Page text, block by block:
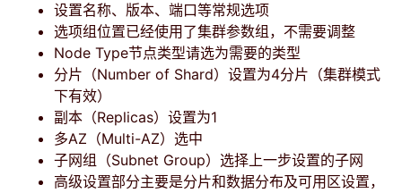
设置名称、版本、端口等常规选项
选项组位置已经使用了集群参数组，不需要调整
Node Type节点类型请选为需要的类型
分片（Number of Shard）设置为4分片（集群模式
下有效）
副本（Replicas）设置为1
多AZ（Multi-AZ）选中
子网组（Subnet Group）选择上一步设置的子网
高级设置部分主要是分片和数据分布及可用区设置，